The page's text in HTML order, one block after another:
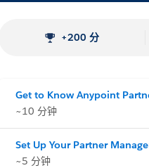
+200 分
Get to Know Anypoint
~10 分钟
Set Up Your Partner
~5 分钟